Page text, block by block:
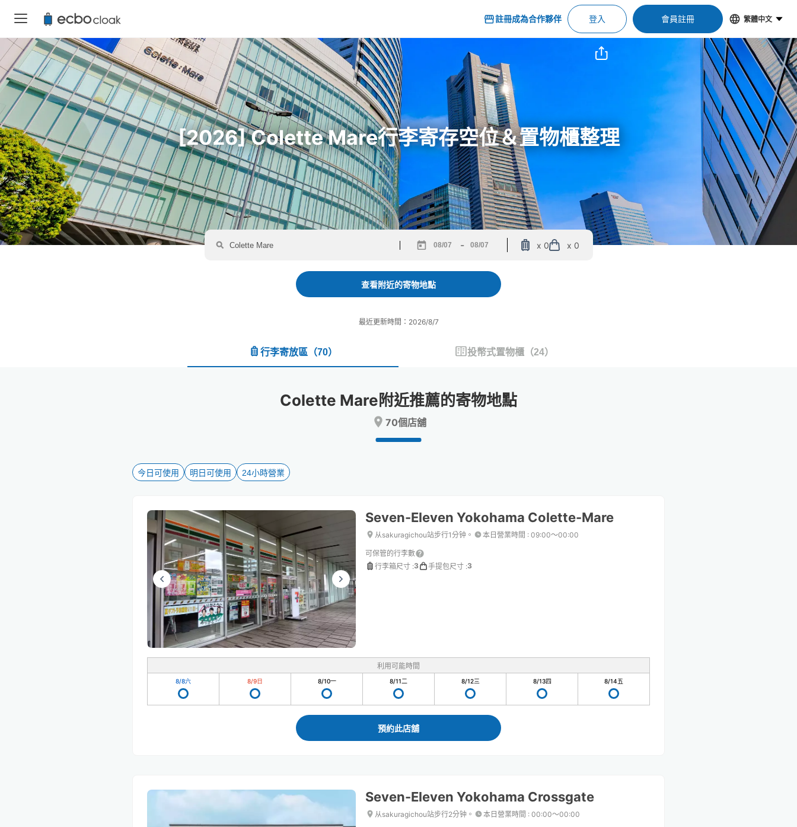
註冊成為合作夥伴 登入 會員註冊 繁體中文
[2026] Colette Mare行李寄存空位＆置物櫃整理
forward
to
the
calendar
select
the
changing
dates.
-
backward
interact
select
the
changing
dates.
x 0 x 0
查看附近的寄物地點
最近更新時間：2026/8/7
行李寄放區 （70） 投幣式置物櫃（24）
Colette Mare附近推薦的寄物地點
70個店舖
今日可使用 明日可使用 24小時營業
Seven-Eleven Yokohama Colette-Mare
从sakuragichou站步行1分钟。 本日營業時間 : 09:00〜00:00
可保管的行李數
行李箱尺寸 :3 手提包尺寸 :3
利用可能時間
8/8六 8/9日 8/10一 8/11二 8/12三 8/13四 8/14五
預約此店舖
Seven-Eleven Yokohama Crossgate
从sakuragichou站步行2分钟。 本日營業時間 : 00:00〜00:00